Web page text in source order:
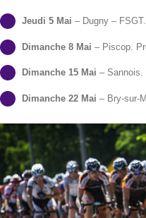
Jeudi 5 Mai– Dugny –
Dimanche 8 Mai– Piscop.
Dimanche 15 Mai– Sannois.
Dimanche 22 Mai – Bry-sur-